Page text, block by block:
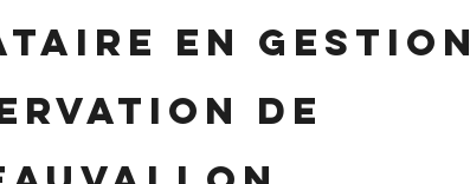
en gestion
de